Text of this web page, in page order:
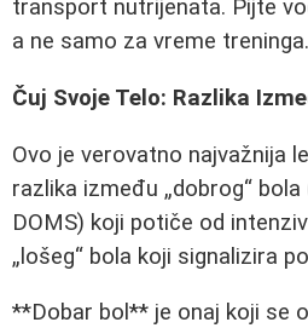
transport nutrijenata. Pijte
a ne samo za vreme treninga.
Čuj Svoje Telo: Razlika
Ovo je verovatno najvažnija
razlika između „dobrog“
DOMS) koji potiče od
„lošeg“ bola koji signalizira
**Dobar bol** je onaj koji se